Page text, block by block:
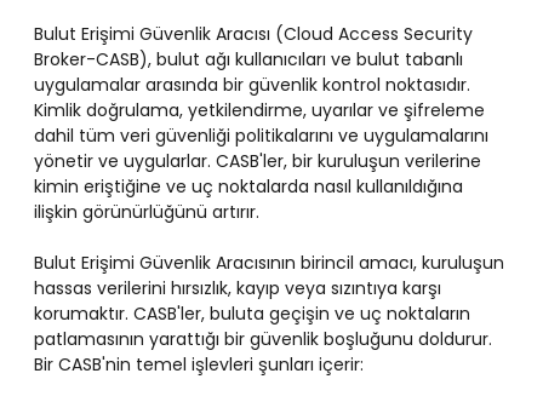
Bulut Erişimi Güvenlik Aracısı (Cloud Access Security
Broker-CASB), bulut ağı kullanıcıları ve bulut tabanlı
uygulamalar arasında bir güvenlik kontrol noktasıdır.
Kimlik doğrulama, yetkilendirme, uyarılar ve şifreleme
dahil tüm veri güvenliği politikalarını ve uygulamalarını
yönetir ve uygularlar. CASB'ler, bir kuruluşun verilerine
kimin eriştiğine ve uç noktalarda nasıl kullanıldığına
ilişkin görünürlüğünü artırır.
Bulut Erişimi Güvenlik Aracısının birincil amacı, kuruluşun
hassas verilerini hırsızlık, kayıp veya sızıntıya karşı
korumaktır. CASB'ler, buluta geçişin ve uç noktaların
patlamasının yarattığı bir güvenlik boşluğunu doldurur.
Bir CASB'nin temel işlevleri şunları içerir: